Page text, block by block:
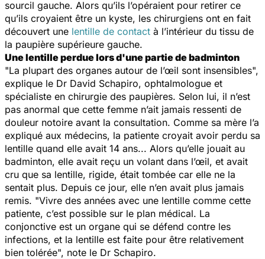
sourcil gauche. Alors qu’ils l’opéraient pour retirer ce
qu’ils croyaient être un kyste, les chirurgiens ont en fait
découvert une lentille de contact à l’intérieur du tissu de
la paupière supérieure gauche.
Une lentille perdue lors d'une partie de badminton
"La plupart des organes autour de l’œil sont insensibles",
explique le Dr David Schapiro, ophtalmologue et
spécialiste en chirurgie des paupières. Selon lui, il n’est
pas anormal que cette femme n’ait jamais ressenti de
douleur notoire avant la consultation. Comme sa mère l’a
expliqué aux médecins, la patiente croyait avoir perdu sa
lentille quand elle avait 14 ans... Alors qu’elle jouait au
badminton, elle avait reçu un volant dans l’œil, et avait
cru que sa lentille, rigide, était tombée car elle ne la
sentait plus. Depuis ce jour, elle n’en avait plus jamais
remis. "Vivre des années avec une lentille comme cette
patiente, c’est possible sur le plan médical. La
conjonctive est un organe qui se défend contre les
infections, et la lentille est faite pour être relativement
bien tolérée", note le Dr Schapiro.